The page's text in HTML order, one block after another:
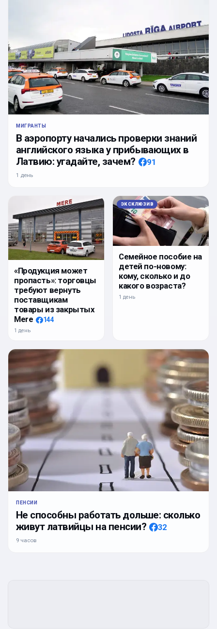
МИГРАНТЫ
В аэропорту начались проверки знаний
английского языка у прибывающих в
Латвию: угадайте, зачем?
91
1 день
«Продукция может
пропасть»: торговцы
требуют вернуть
поставщикам
товары из закрытых
Mere
144
1 день
ЭКСКЛЮЗИВ
Семейное пособие на
детей по-новому:
кому, сколько и до
какого возраста?
1 день
ПЕНСИИ
Не способны работать дольше: сколько
живут латвийцы на пенсии?
32
9 часов